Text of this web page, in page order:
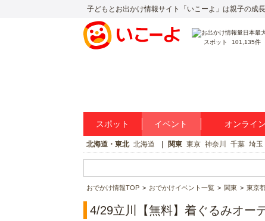
子どもとお出かけ情報サイト「いこーよ」は親子の成
スポット 101,135件
スポット イベント オンライ
北海道・東北 北海道 関東 東京 神奈川 千葉 埼玉
おでかけ情報TOP おでかけイベント一覧 関東 東京
4/29立川【無料】着ぐるみオー